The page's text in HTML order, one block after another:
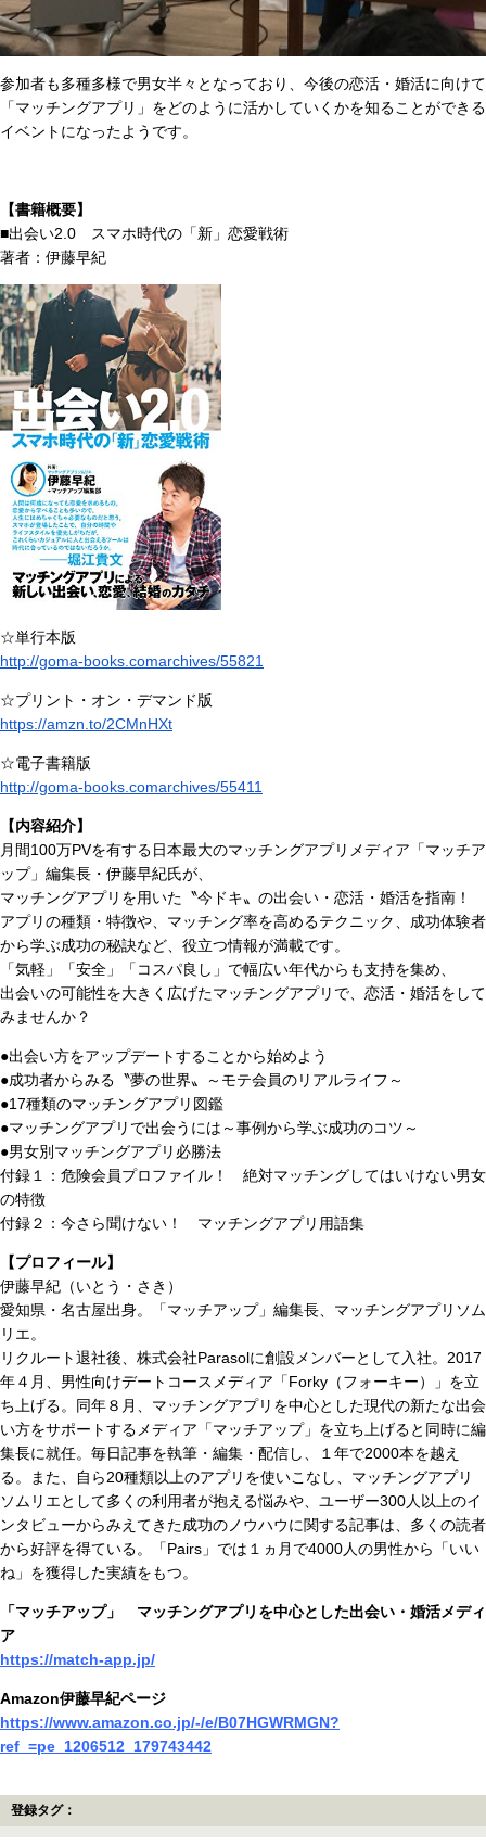
参加者も多種多様で男女半々となっており、今後の恋活・婚活に向けて
「マッチングアプリ」をどのように活かしていくかを知ることができる
イベントになったようです。
【書籍概要】
■出会い2.0 スマホ時代の「新」恋愛戦術
著者：伊藤早紀
☆単行本版
http://goma-books.comarchives/55821
☆プリント・オン・デマンド版
https://amzn.to/2CMnHXt
☆電子書籍版
http://goma-books.comarchives/55411
【内容紹介】
月間100万PVを有する日本最大のマッチングアプリメディア「マッチア
ップ」編集長・伊藤早紀氏が、
マッチングアプリを用いた〝今ドキ〟の出会い・恋活・婚活を指南！
アプリの種類・特徴や、マッチング率を高めるテクニック、成功体験者
から学ぶ成功の秘訣など、役立つ情報が満載です。
「気軽」「安全」「コスパ良し」で幅広い年代からも支持を集め、
出会いの可能性を大きく広げたマッチングアプリで、恋活・婚活をして
みませんか？
●出会い方をアップデートすることから始めよう
●成功者からみる〝夢の世界〟～モテ会員のリアルライフ～
●17種類のマッチングアプリ図鑑
●マッチングアプリで出会うには～事例から学ぶ成功のコツ～
●男女別マッチングアプリ必勝法
付録１：危険会員プロファイル！ 絶対マッチングしてはいけない男女
の特徴
付録２：今さら聞けない！ マッチングアプリ用語集
【プロフィール】
伊藤早紀（いとう・さき）
愛知県・名古屋出身。「マッチアップ」編集長、マッチングアプリソム
リエ。
リクルート退社後、株式会社Parasolに創設メンバーとして入社。2017
年４月、男性向けデートコースメディア「Forky（フォーキー）」を立
ち上げる。同年８月、マッチングアプリを中心とした現代の新たな出会
い方をサポートするメディア「マッチアップ」を立ち上げると同時に編
集長に就任。毎日記事を執筆・編集・配信し、１年で2000本を越え
る。また、自ら20種類以上のアプリを使いこなし、マッチングアプリ
ソムリエとして多くの利用者が抱える悩みや、ユーザー300人以上のイ
ンタビューからみえてきた成功のノウハウに関する記事は、多くの読者
から好評を得ている。「Pairs」では１ヵ月で4000人の男性から「いい
ね」を獲得した実績をもつ。
「マッチアップ」 マッチングアプリを中心とした出会い・婚活メディ
ア
https://match-app.jp/
Amazon伊藤早紀ページ
https://www.amazon.co.jp/-/e/B07HGWRMGN?
ref_=pe_1206512_179743442
登録タグ：